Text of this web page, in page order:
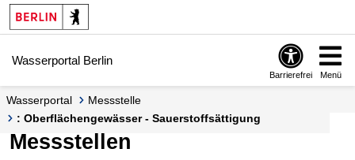
Springe zur Navigation
Springe zum Inhalt
Wasserportal Berlin
Barrierefrei Menü
Wasserportal
Messstelle
: Oberflächengewässer - Sauerstoffsättigung
Messstellen